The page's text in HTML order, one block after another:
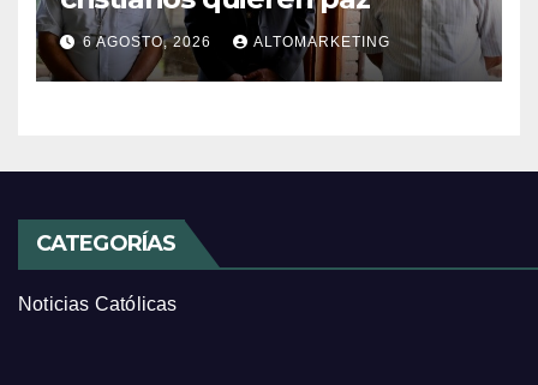
6 AGOSTO, 2026 ALTOMARKETING
CATEGORÍAS
Noticias Católicas